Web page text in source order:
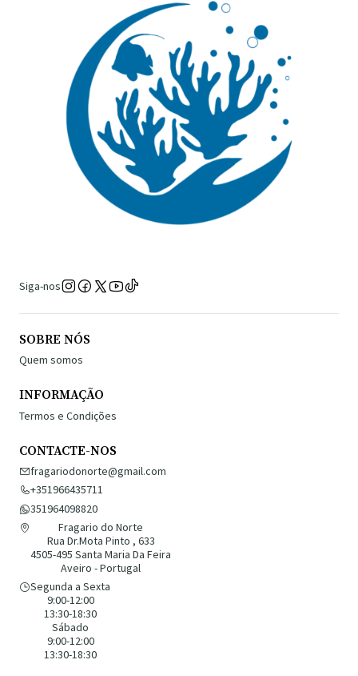
Siga-nos
SOBRE NÓS
Quem somos
INFORMAÇÃO
Termos e Condições
CONTACTE-NOS
fragariodonorte@gmail.com
+351966435711
351964098820
Fragario do Norte
Rua Dr.Mota Pinto , 633
4505-495 Santa Maria Da Feira
Aveiro - Portugal
Segunda a Sexta
9:00-12:00
13:30-18:30
Sábado
9:00-12:00
13:30-18:30